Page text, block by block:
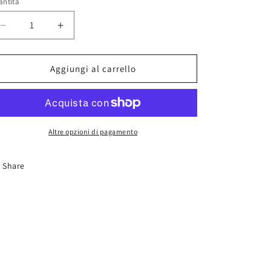
Diminuisci
quantità
per
00
Aumenta
quantità
per
1015-
00
Kolinsky
Aggiungi al carrello
Altre opzioni di pagamento
Share